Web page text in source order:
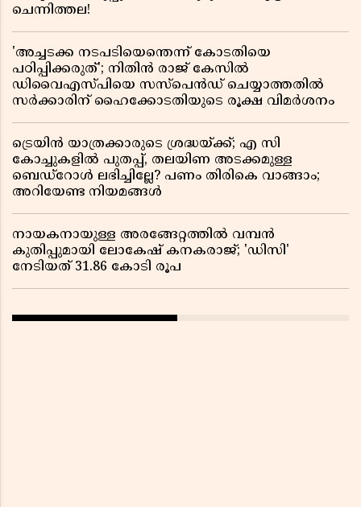
ചെന്നിത്തല!
'അച്ചടക്ക നടപടിയെന്തെന്ന് കോടതിയെ
പഠിപ്പിക്കരുത്'; നിതിൻ രാജ് കേസിൽ
ഡിവൈഎസ്പിയെ സസ്പെൻഡ് ചെയ്യാത്തതിൽ
സർക്കാരിന് ഹൈക്കോടതിയുടെ രൂക്ഷ വിമർശനം
ട്രെയിൻ യാത്രക്കാരുടെ ശ്രദ്ധയ്ക്ക്; എ സി
കോച്ചുകളിൽ പുതപ്പ്, തലയിണ അടക്കമുള്ള
ബെഡ്റോൾ ലഭിച്ചില്ലേ? പണം തിരികെ വാങ്ങാം;
അറിയേണ്ട നിയമങ്ങൾ
നായകനായുള്ള അരങ്ങേറ്റത്തിൽ വമ്പൻ
കുതിപ്പുമായി ലോകേഷ് കനകരാജ്; 'ഡിസി'
നേടിയത് 31.86 കോടി രൂപ